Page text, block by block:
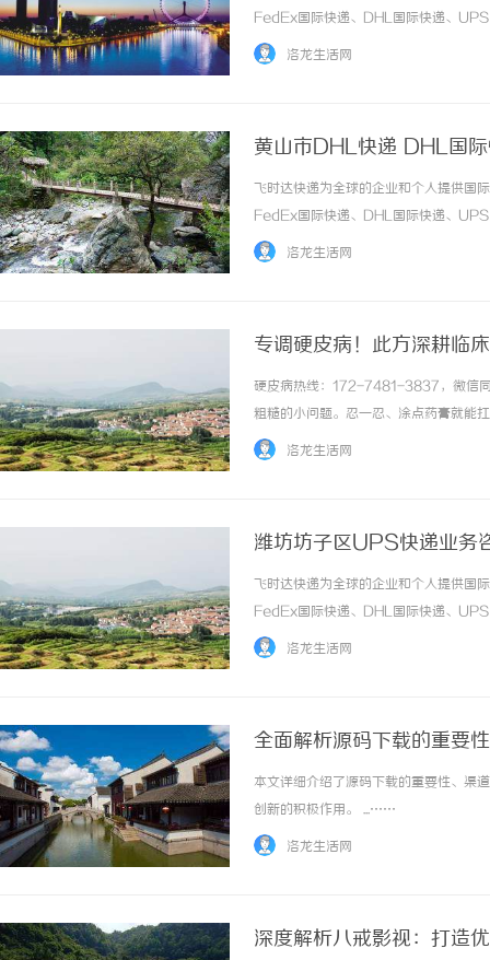
FedEx国际快递、DHL国际快递、
务。荣成市FEDEX联邦快递FEDEX联
洛龙生活网
黄山市DHL快递 DHL国
飞时达快递为全球的企业和个人提供国
FedEx国际快递、DHL国际快递、
务。黄山市DHL快递DHL国际快递公司
洛龙生活网
专调硬皮病！此方深耕临
硬皮病热线：172-7481-3837，微信同
粗糙的小问题。忍一忍、涂点药膏就能
下真实接诊的小案例，都是近期调理见
洛龙生活网
潍坊坊子区UPS快递业务
飞时达快递为全球的企业和个人提供国
FedEx国际快递、DHL国际快递、
务。潍坊坊子区UPS快递业务现状及专
洛龙生活网
全面解析源码下载的重要
本文详细介绍了源码下载的重要性、渠
创新的积极作用。 ...……
洛龙生活网
深度解析八戒影视：打造